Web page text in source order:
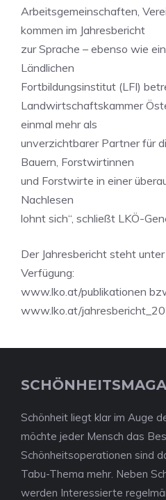
Arbeitsgemeinschaften,
kommen im Jahresbericht
zur Sprache – ebenso wie
Ländlichen
Fortbildungsinstitut (LFI)
Landwirtschaftskammer
einmal mehr als
unverzichtbarer Partner für
Bauern, Forstwirtinnen
und Forstwirte in einer
Nachlesen
lohnt sich“, schließt LKÖ-
Der Jahresbericht steht
Verfügung:
www.lko.at/publikationen
www.lko.at/
Schönheit liegt klar im Auge
möchte jeder Mensch das
Schönheitsoperationen sind
Tabu-Thema mehr. Neben
werden Interessierte